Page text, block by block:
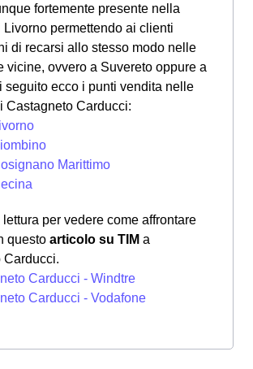
fortemente presente nella
Livorno permettendo ai clienti
di recarsi allo stesso modo nelle
vicine, ovvero a Suvereto oppure a
seguito ecco i punti vendita nelle
Castagneto Carducci:
Marittimo
per vedere come affrontare
questo articolo su TIM a
Carducci.
Carducci - Windtre
Carducci - Vodafone